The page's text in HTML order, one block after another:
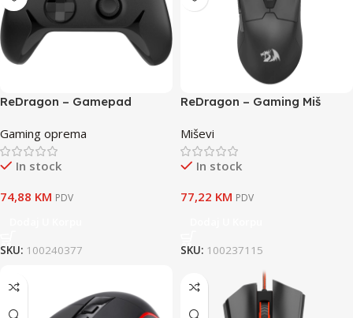
ReDragon – Gamepad
Android) Wireless
Gaming oprema
In stock
74,88 KM PDV
SKU: 100240377
ReDragon – Gaming Miš
Miševi
In stock
77,22 KM PDV
SKU: 100237115